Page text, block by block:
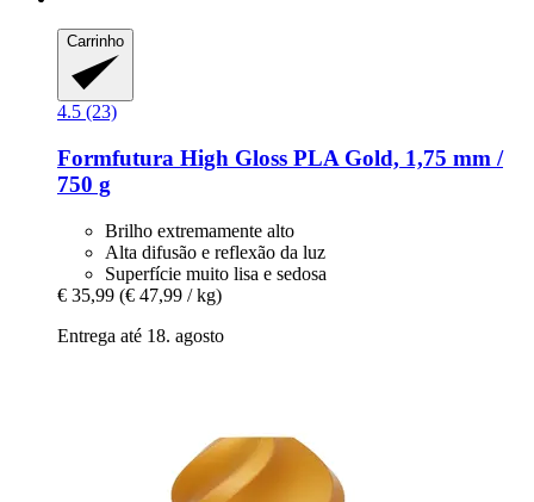
Carrinho
4.5 (23)
Formfutura High Gloss PLA Gold, 1,75 mm /
750 g
Brilho extremamente alto
Alta difusão e reflexão da luz
Superfície muito lisa e sedosa
€ 35,99 (€ 47,99 / kg)
Entrega até 18. agosto